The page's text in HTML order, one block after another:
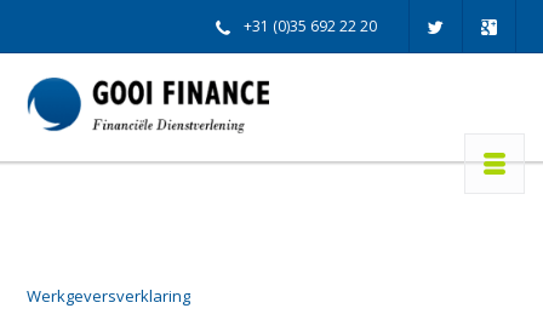
+31 (0)35 692 22 20
Werkgeversverklaring